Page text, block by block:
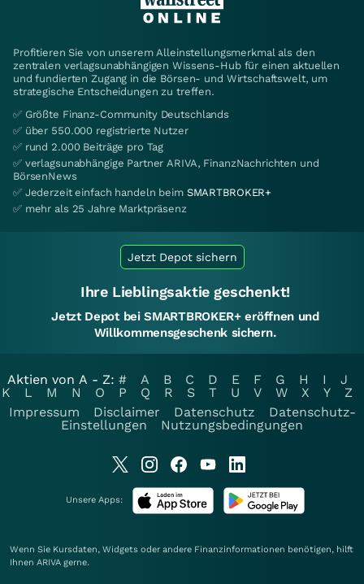
Profitieren Sie von unserem Alleinstellungsmerkmal als den
zentralen verlagsunabhängigen Wissens-Hub für einen aktuellen
und fundierten Zugang in die Börsen- und Wirtschaftswelt, um
strategische Entscheidungen zu treffen.
✅ Größte Finanz-Community Deutschlands
✅ über 550.000 registrierte Nutzer
✅ rund 2.000 Beiträge pro Tag
✅ verlagsunabhängige Partner ARIVA, FinanzNachrichten und
BörsenNews
✅ Jederzeit einfach handeln beim SMARTBROKER+
✅ mehr als 25 Jahre Marktpräsenz
Jetzt Depot sichern
Ihre Lieblingsaktie geschenkt!
Jetzt Depot bei SMARTBROKER+ eröffnen und
Willkommensgeschenk sichern.
Aktien von A - Z: # A B C D E F G H I
J
K
L M N O P Q R S T U V W X Y
Z
Impressum
Disclaimer Datenschutz
Datenschutz-
Einstellungen
Nutzungsbedingungen
Unsere Apps:
Wenn Sie Kursdaten, Widgets oder andere Finanzinformationen benötigen, hilft
Ihnen ARIVA gerne.